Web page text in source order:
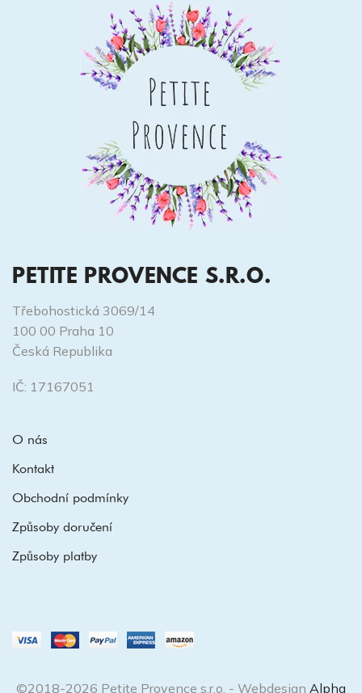
PETITE PROVENCE S.R.O.
Třebohostická 3069/14
100 00 Praha 10
Česká Republika
IČ: 17167051
O nás
Kontakt
Obchodní podmínky
Způsoby doručení
Způsoby platby
©2018-2026 Petite Provence s.r.o. - Webdesign Alpha